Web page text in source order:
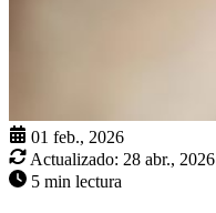
01 feb., 2026
Actualizado: 28 abr., 2026
5 min lectura